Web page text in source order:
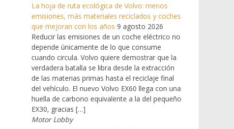
La hoja de ruta ecológica de Volvo: menos
emisiones, más materiales reciclados y coches
que mejoran con los años 9 agosto 2026
Reducir las emisiones de un coche eléctrico no
depende únicamente de lo que consume
cuando circula. Volvo quiere demostrar que la
verdadera batalla se libra desde la extracción
de las materias primas hasta el reciclaje final
del vehículo. El nuevo Volvo EX60 llega con una
huella de carbono equivalente a la del pequeño
EX30, gracias […]
Motor Lobby